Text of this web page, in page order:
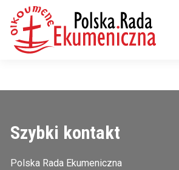
Szybki kontakt
Polska Rada Ekumeniczna